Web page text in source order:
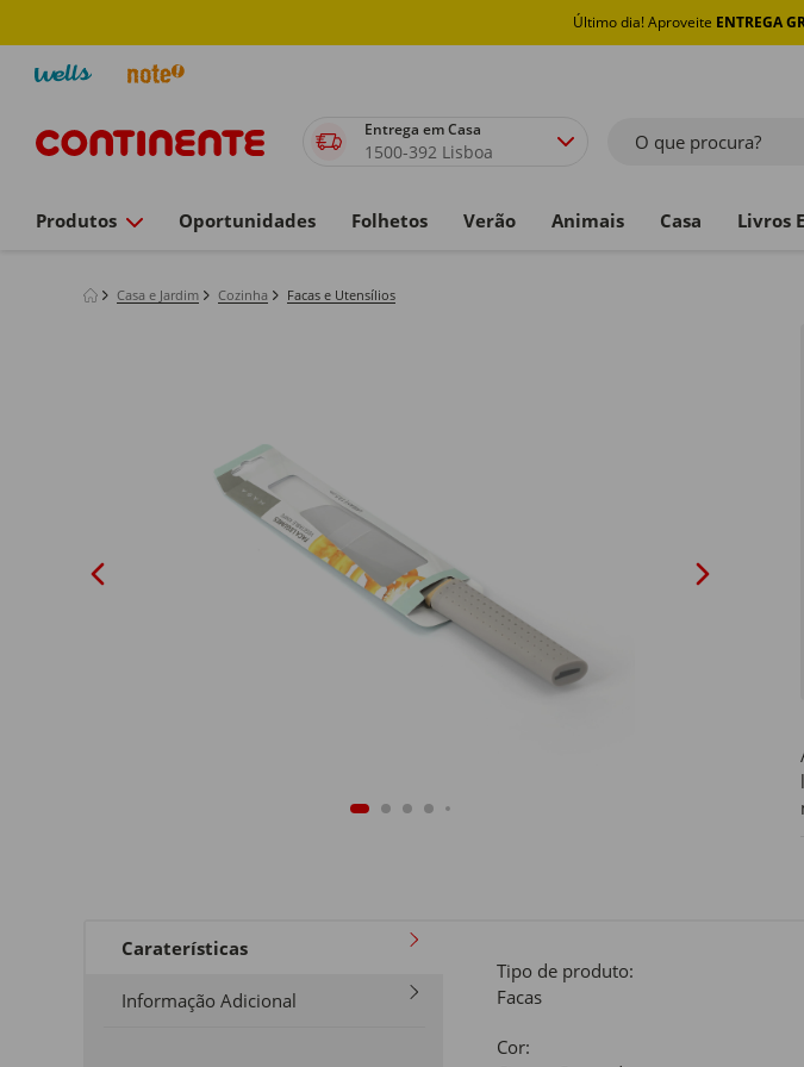
Último dia! Aproveite ENTREGA
Entrega em Casa
1500-392 Lisboa O que procura?
Produtos Oportunidades Folhetos Verão Animais Casa Livros
Casa e Jardim Cozinha Facas e Utensílios
Caraterísticas
Informação Adicional
Tipo de produto:
Facas
Cor: